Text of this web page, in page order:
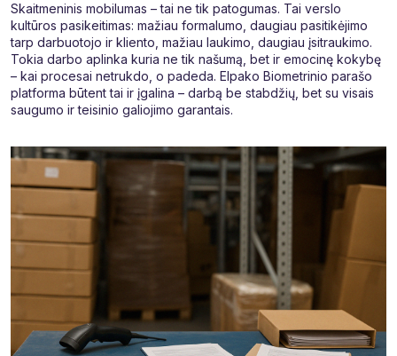
Skaitmeninis mobilumas – tai ne tik patogumas. Tai verslo
kultūros pasikeitimas: mažiau formalumo, daugiau pasitikėjimo
tarp darbuotojo ir kliento, mažiau laukimo, daugiau įsitraukimo.
Tokia darbo aplinka kuria ne tik našumą, bet ir emocinę kokybę
– kai procesai netrukdo, o padeda. Elpako Biometrinio parašo
platforma būtent tai ir įgalina – darbą be stabdžių, bet su visais
saugumo ir teisinio galiojimo garantais.